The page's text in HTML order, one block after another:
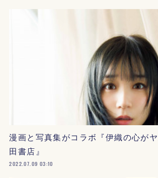
漫画と写真集がコラボ『伊織の心が
田書店』
2022.07.09 03:10